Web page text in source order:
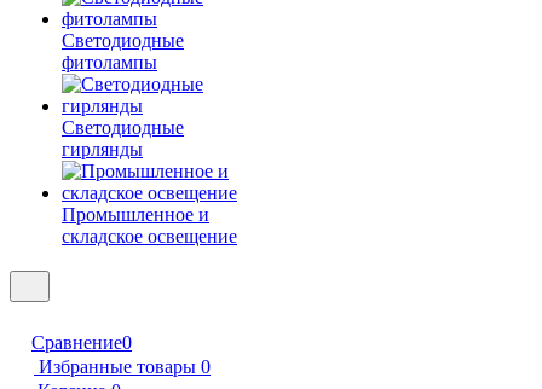
Светодиодные
фитолампы
Светодиодные
гирлянды
Промышленное и
складское освещение
Сравнение0
Избранные товары 0